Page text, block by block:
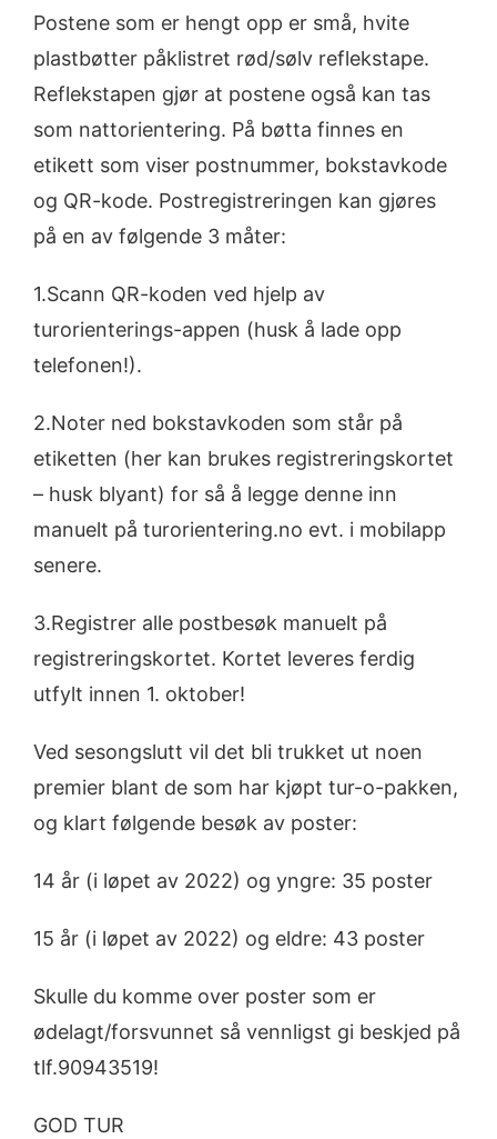
Postene som er hengt opp er små, hvite
plastbøtter påklistret rød/sølv reflekstape.
Reflekstapen gjør at postene også kan tas
som nattorientering. På bøtta finnes en
etikett som viser postnummer, bokstavkode
og QR-kode. Postregistreringen kan gjøres
på en av følgende 3 måter:
1.Scann QR-koden ved hjelp av
turorienterings-appen (husk å lade opp
telefonen!).
2.Noter ned bokstavkoden som står på
etiketten (her kan brukes registreringskortet
– husk blyant) for så å legge denne inn
manuelt på turorientering.no evt. i mobilapp
senere.
3.Registrer alle postbesøk manuelt på
registreringskortet. Kortet leveres ferdig
utfylt innen 1. oktober!
Ved sesongslutt vil det bli trukket ut noen
premier blant de som har kjøpt tur-o-pakken,
og klart følgende besøk av poster:
14 år (i løpet av 2022) og yngre: 35 poster
15 år (i løpet av 2022) og eldre: 43 poster
Skulle du komme over poster som er
ødelagt/forsvunnet så vennligst gi beskjed på
tlf.90943519!
GOD TUR